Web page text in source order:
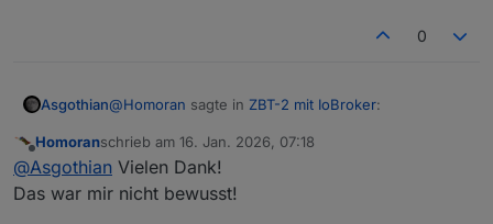
0
Asgothian@Homoran sagte in ZBT-2 mit IoBroker:
inwiefern?
Offline
Homoranschrieb am 16. Jan. 2026, 07:18
zuletzt editiert von
@Asgothian Vielen Dank!
Das war mir nicht bewusst!